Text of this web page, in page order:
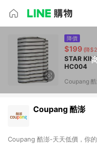
降價
$199 (降
STAR KING
HC004
Coupang
Coupang 酷澎
Coupang 酷澎-天天低價，你